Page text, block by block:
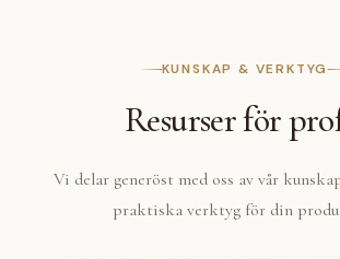
KUNSKAP & VERKTYG
Resurser för
Vi delar generöst med oss av vår
praktiska verktyg för din